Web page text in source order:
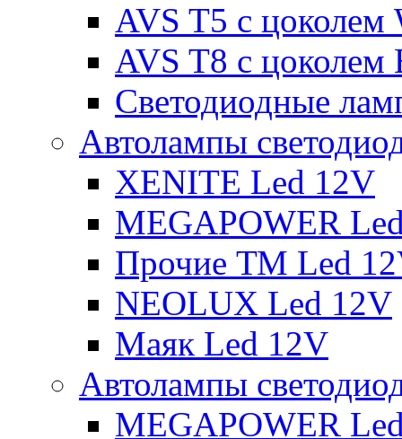
AVS T5 с цоколем
AVS T8 с цоколем
Светодиодные
Автолампы
XENITE Led 12V
MEGAPOWER
Прочие ТМ Led
NEOLUX Led 12V
Маяк Led 12V
Автолампы
MEGAPOWER